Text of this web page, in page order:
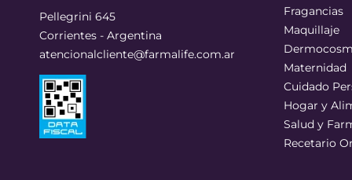
Pellegrini 645
Corrientes - Argentina
atencionalcliente@farmalife.com.ar
Fragancias
Maquillaje
Maternidad
Cuidado
Hogar y
Salud y
Recetario